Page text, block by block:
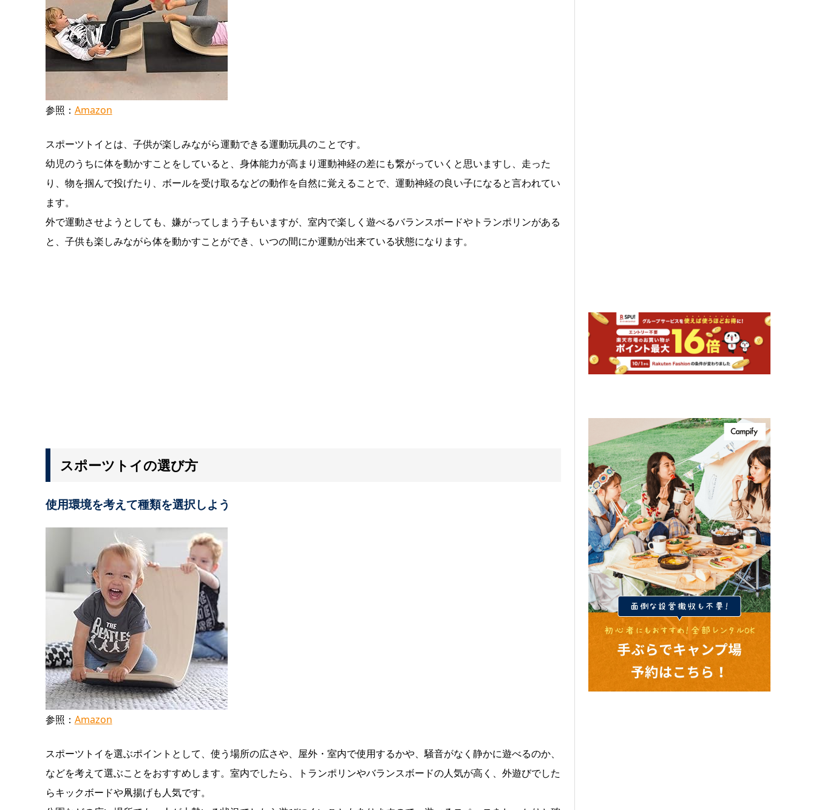
参照： Amazon
スポーツトイとは、子供が楽しみながら運動できる運動玩具のことです。
幼児のうちに体を動かすことをしていると、身体能力が高まり運動神経の差にも繋がっていくと思いますし、走った
り、物を掴んで投げたり、ボールを受け取るなどの動作を自然に覚えることで、運動神経の良い子になると言われてい
ます。
外で運動させようとしても、嫌がってしまう子もいますが、室内で楽しく遊べるバランスボードやトランポリンがある
と、子供も楽しみながら体を動かすことができ、いつの間にか運動が出来ている状態になります。
スポーツトイの選び方
使用環境を考えて種類を選択しよう
参照： Amazon
スポーツトイを選ぶポイントとして、使う場所の広さや、屋外・室内で使用するかや、騒音がなく静かに遊べるのか、
などを考えて選ぶことをおすすめします。室内でしたら、トランポリンやバランスボードの人気が高く、外遊びでした
らキックボードや凧揚げも人気です。